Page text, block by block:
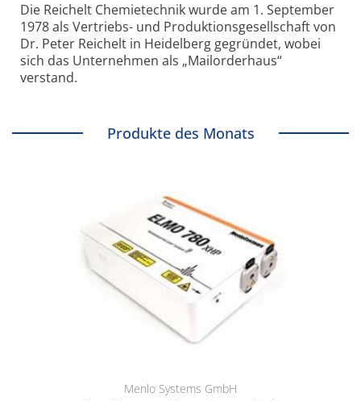
Die Reichelt Chemietechnik wurde am 1. September
1978 als Vertriebs- und Produktionsgesellschaft von
Dr. Peter Reichelt in Heidelberg gegründet, wobei
sich das Unternehmen als „Mailorderhaus“
verstand.
Produkte des Monats
Menlo Systems GmbH